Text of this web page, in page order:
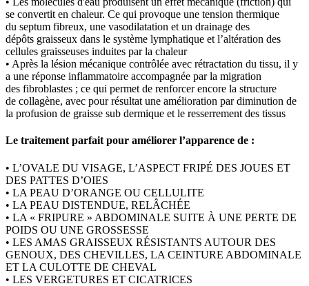
se convertit en chaleur. Ce qui provoque une tension thermique
du septum fibreux, une vasodilatation et un drainage des
dépôts graisseux dans le système lymphatique et l’altération des
cellules graisseuses induites par la chaleur
• Après la lésion mécanique contrôlée avec rétractation du tissu, il y
a une réponse inflammatoire accompagnée par la migration
des fibroblastes ; ce qui permet de renforcer encore la structure
de collagène, avec pour résultat une amélioration par diminution de
la profusion de graisse sub dermique et le resserrement des tissus
Le traitement parfait pour améliorer l’apparence de :
• L’OVALE DU VISAGE, L’ASPECT FRIPÉ DES JOUES ET
DES PATTES D’OIES
• LA PEAU D’ORANGE OU CELLULITE
• LA PEAU DISTENDUE, RELÂCHÉE
• LA « FRIPURE » ABDOMINALE SUITE À UNE PERTE DE
POIDS OU UNE GROSSESSE
• LES AMAS GRAISSEUX RÉSISTANTS AUTOUR DES
GENOUX, DES CHEVILLES, LA CEINTURE ABDOMINALE
ET LA CULOTTE DE CHEVAL
• LES VERGETURES ET CICATRICES